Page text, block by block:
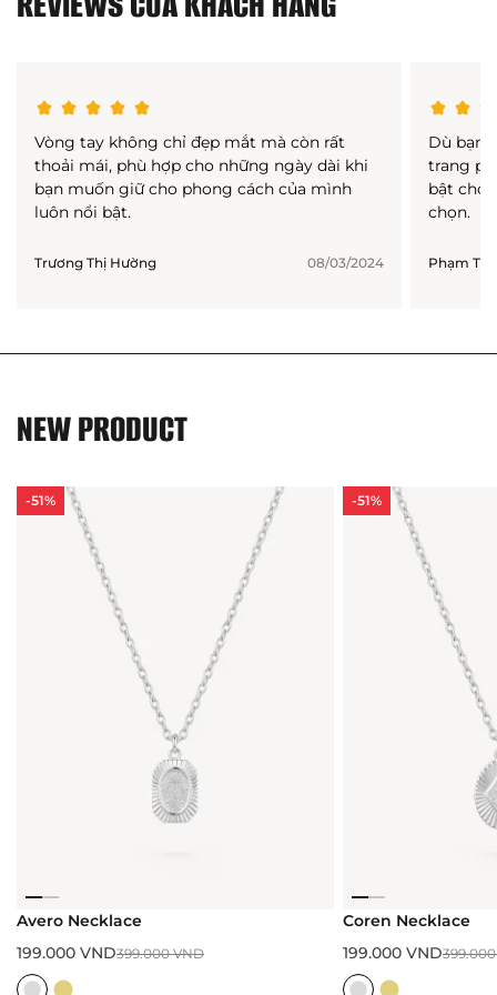
Vòng tay không chỉ đẹp mắt mà còn rất
thoải mái, phù hợp cho những ngày dài khi
bạn muốn giữ cho phong cách của mình
luôn nổi bật.
Trương Thị Hường 08/03/2024
Dù bạn
trang
bật cho
chọn.
Phạm Thị
NEW PRODUCT
-51%
Avero Necklace
399.000VND
199.000 VND
-51%
Coren Necklace
199.000 VND